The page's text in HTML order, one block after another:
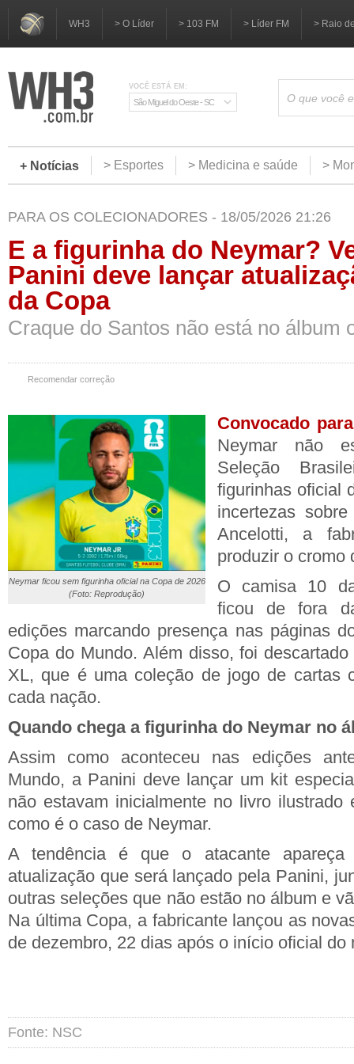
WH3 > O Líder > 103 FM > Líder FM > Raio
VOCÊ ESTÁ EM:
São Miguel do Oeste - SC
+ Notícias > Esportes > Medicina e saúde >
PARA OS COLECIONADORES - 18/05/2026 21:26
E a figurinha do Neymar?
Panini deve lançar
da Copa
Craque do Santos não está no álbum
Recomendar correção
Neymar ficou sem figurinha oficial na Copa de 2026
(Foto: Reprodução)
Convocado
Neymar não
Seleção
figurinhas oficial
incertezas
Ancelotti, a
produzir o cromo
O camisa 10
ficou de fora
edições marcando presença nas páginas
Copa do Mundo. Além disso, foi
XL, que é uma coleção de jogo de cartas
cada nação.
Quando chega a figurinha do Neymar no
Assim como aconteceu nas edições
Mundo, a Panini deve lançar um kit
não estavam inicialmente no livro ilustrado
como é o caso de Neymar.
A tendência é que o atacante
atualização que será lançado pela Panini,
outras seleções que não estão no álbum e
Na última Copa, a fabricante lançou as
de dezembro, 22 dias após o início oficial do
Fonte: NSC